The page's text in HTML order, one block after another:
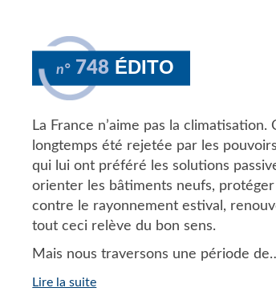
n° 748 ÉDITO
La France n’aime pas la climatisation.
longtemps été rejetée par les
qui lui ont préféré les solutions
orienter les bâtiments neufs, protéger
contre le rayonnement estival,
tout ceci relève du bon sens.
Mais nous traversons une période
Lire la suite